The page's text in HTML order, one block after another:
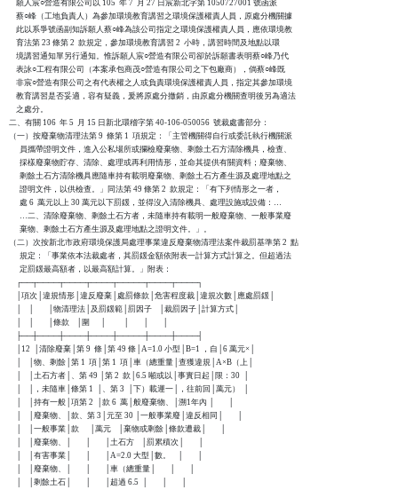
    願人宸○營造有限公司以 105  年 7  月 27 日宸新北字第 1050727001 號函派
    蔡○峰（工地負責人）為參加環境教育講習之環境保護權責人員，原處分機關據
    此以系爭號函副知訴願人蔡○峰為該公司指定之環境保護權責人員，應依環境教
    育法第 23 條第 2  款規定，參加環境教育講習 2  小時，講習時間及地點以環
    境講習通知單另行通知。惟訴願人宸○營造有限公司卻於訴願書表明蔡○峰乃代
    表詠○工程有限公司（本案承包商茂○營造有限公司之下包廠商），倘蔡○峰既
    非宸○營造有限公司之有代表權之人或負責環境保護權責人員，指定其參加環境
    教育講習是否妥適，容有疑義，爰將原處分撤銷，由原處分機關查明後另為適法
    之處分。
二、有關 106  年 5  月 15 日新北環稽字第 40-106-050056  號裁處書部分：
（一）按廢棄物清理法第 9  條第 1  項規定：「主管機關得自行或委託執行機關派
      員攜帶證明文件，進入公私場所或攔檢廢棄物、剩餘土石方清除機具，檢查、
      採樣廢棄物貯存、清除、處理或再利用情形，並命其提供有關資料；廢棄物、
      剩餘土石方清除機具應隨車持有載明廢棄物、剩餘土石方產生源及處理地點之
      證明文件，以供檢查。」同法第 49 條第 2  款規定：「有下列情形之一者，
      處 6  萬元以上 30 萬元以下罰鍰，並得沒入清除機具、處理設施或設備：…
      …二、清除廢棄物、剩餘土石方者，未隨車持有載明一般廢棄物、一般事業廢
      棄物、剩餘土石方產生源及處理地點之證明文件。」。
（二）次按新北市政府環境保護局處理事業違反廢棄物清理法案件裁罰基準第 2  點
      規定：「事業依本法裁處者，其罰鍰金額依附表一計算方式計算之。但超過法
      定罰鍰最高額者，以最高額計算。」附表：
    ┌──┬────┬────┬────┬─────┬────┬────┐
    │項次│違規情形│違反廢棄│處罰條款│危害程度裁│違規次數│應處罰鍰│
    │    │        │物清理法│及罰鍰範│罰因子    │裁罰因子│計算方式│
    │    │        │條款    │圍      │          │        │        │
    ├──┼────┼────┼────┼─────┼────┼────┤
    │12  │清除廢棄│第 9  條│第 49 條│A=1.0 小型│B=1 ，自│6 萬元×│
    │    │物、剩餘│第 1  項│第 1  項│車（總重量│查獲違規│A×B（上│
    │    │土石方者│、第 49 │第 2  款│6.5 噸或以│事實日起│限：30  │
    │    │，未隨車│條第 1  │、第 3  │下）載運一│，往前回│萬元）  │
    │    │持有一般│項第 2  │款 6  萬│般廢棄物、│溯1年內 │        │
    │    │廢棄物、│款、第 3│元至 30 │一般事業廢│違反相同│        │
    │    │一般事業│款      │萬元    │棄物或剩餘│條款遭裁│        │
    │    │廢棄物、│        │        │土石方    │罰累積次│        │
    │    │有害事業│        │        │A=2.0 大型│數。    │        │
    │    │廢棄物、│        │        │車（總重量│        │        │
    │    │剩餘土石│        │        │超過 6.5  │        │        │